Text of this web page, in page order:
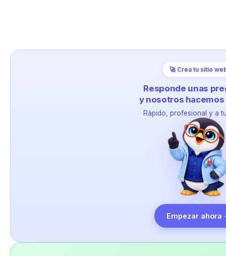
🚀 Crea tu sitio
Responde unas
y nosotros
Rápido, profesional y a
Empezar ahora